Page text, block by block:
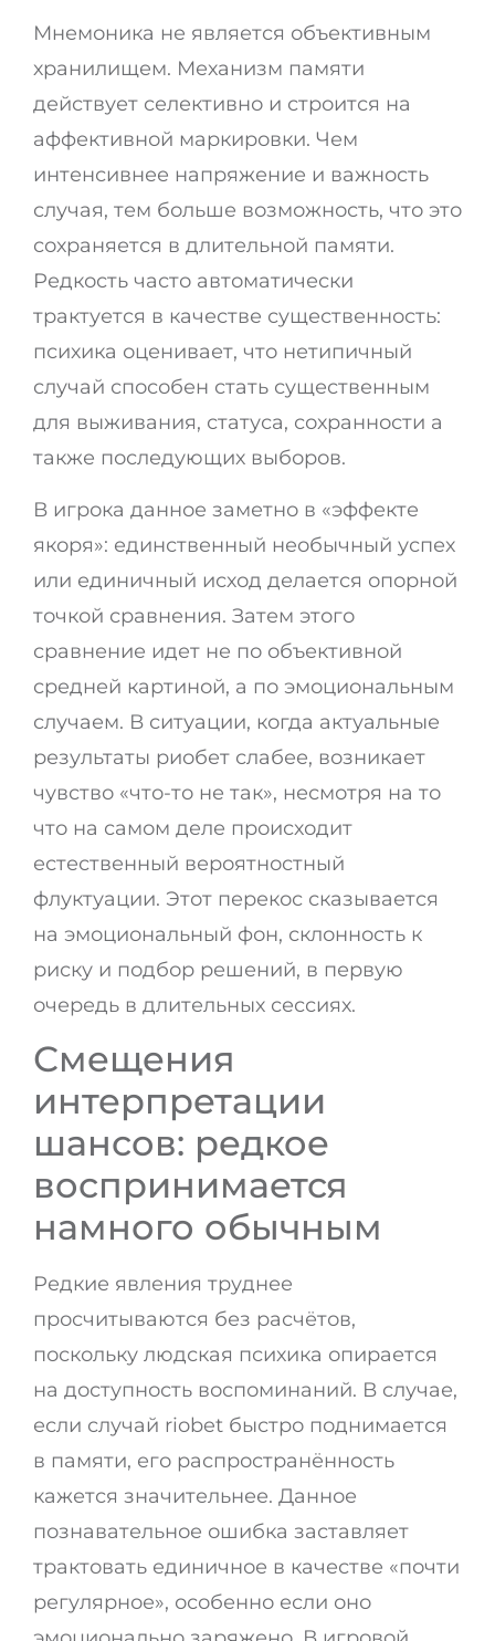
Мнемоника не является объективным
хранилищем. Механизм памяти
действует селективно и строится на
аффективной маркировки. Чем
интенсивнее напряжение и важность
случая, тем больше возможность, что это
сохраняется в длительной памяти.
Редкость часто автоматически
трактуется в качестве существенность:
психика оценивает, что нетипичный
случай способен стать существенным
для выживания, статуса, сохранности а
также последующих выборов.
В игрока данное заметно в «эффекте
якоря»: единственный необычный успех
или единичный исход делается опорной
точкой сравнения. Затем этого
сравнение идет не по объективной
средней картиной, а по эмоциональным
случаем. В ситуации, когда актуальные
результаты риобет слабее, возникает
чувство «что-то не так», несмотря на то
что на самом деле происходит
естественный вероятностный
флуктуации. Этот перекос сказывается
на эмоциональный фон, склонность к
риску и подбор решений, в первую
очередь в длительных сессиях.
Смещения
интерпретации
шансов: редкое
воспринимается
намного обычным
Редкие явления труднее
просчитываются без расчётов,
поскольку людская психика опирается
на доступность воспоминаний. В случае,
если случай riobet быстро поднимается
в памяти, его распространённость
кажется значительнее. Данное
познавательное ошибка заставляет
трактовать единичное в качестве «почти
регулярное», особенно если оно